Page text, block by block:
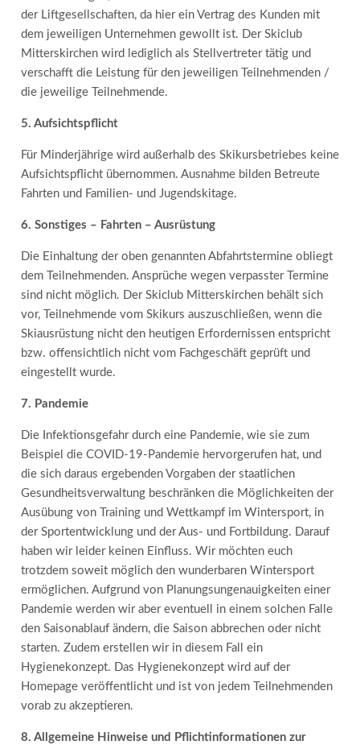
der Liftgesellschaften, da hier ein Vertrag des Kunden mit
dem jeweiligen Unternehmen gewollt ist. Der Skiclub
Mitterskirchen wird lediglich als Stellvertreter tätig und
verschafft die Leistung für den jeweiligen Teilnehmenden /
die jeweilige Teilnehmende.
5. Aufsichtspflicht
Für Minderjährige wird außerhalb des Skikursbetriebes keine
Aufsichtspflicht übernommen. Ausnahme bilden Betreute
Fahrten und Familien- und Jugendskitage.
6. Sonstiges – Fahrten – Ausrüstung
Die Einhaltung der oben genannten Abfahrtstermine obliegt
dem Teilnehmenden. Ansprüche wegen verpasster Termine
sind nicht möglich. Der Skiclub Mitterskirchen behält sich
vor, Teilnehmende vom Skikurs auszuschließen, wenn die
Skiausrüstung nicht den heutigen Erfordernissen entspricht
bzw. offensichtlich nicht vom Fachgeschäft geprüft und
eingestellt wurde.
7. Pandemie
Die Infektionsgefahr durch eine Pandemie, wie sie zum
Beispiel die COVID-19-Pandemie hervorgerufen hat, und
die sich daraus ergebenden Vorgaben der staatlichen
Gesundheitsverwaltung beschränken die Möglichkeiten der
Ausübung von Training und Wettkampf im Wintersport, in
der Sportentwicklung und der Aus- und Fortbildung. Darauf
haben wir leider keinen Einfluss. Wir möchten euch
trotzdem soweit möglich den wunderbaren Wintersport
ermöglichen. Aufgrund von Planungsungenauigkeiten einer
Pandemie werden wir aber eventuell in einem solchen Falle
den Saisonablauf ändern, die Saison abbrechen oder nicht
starten. Zudem erstellen wir in diesem Fall ein
Hygienekonzept. Das Hygienekonzept wird auf der
Homepage veröffentlicht und ist von jedem Teilnehmenden
vorab zu akzeptieren.
8. Allgemeine Hinweise und Pflichtinformationen zur